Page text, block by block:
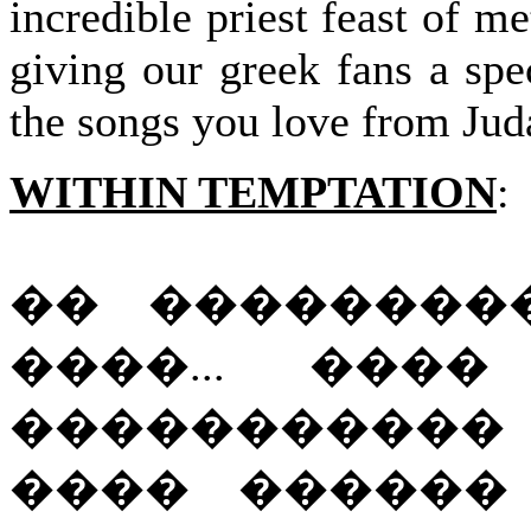
incredible priest feast of
giving our greek fans a
the songs you love from
WITHIN TEMPTATION:
��
����...
����